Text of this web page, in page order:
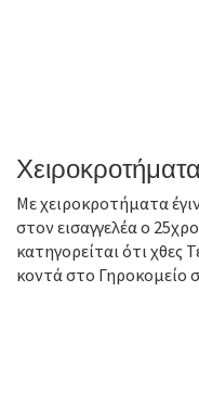
Με χειροκροτήματα
στον εισαγγελέα ο
κατηγορείται ότι χθες
κοντά στο Γηροκομείο